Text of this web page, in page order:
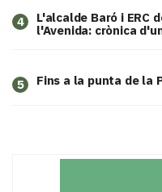
4
L'alcalde Baró i ERC
l'Avenida: crònica
5 Fins a la punta de la